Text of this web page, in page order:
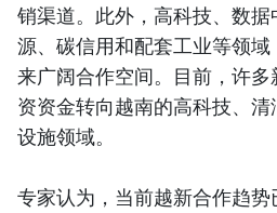
销渠道。此外，高科技、数
源、碳信用和配套工业等领
来广阔合作空间。目前，许
资资金转向越南的高科技、
设施领域。
专家认为，当前越新合作趋